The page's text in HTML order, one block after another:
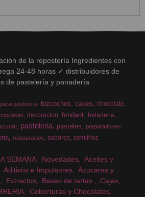
de la repostería Ingredientes con
24-48 horas ✓ distribuidores de
de pastelería y panadería
pasteleria bizcochos cakes chocolate
decoracion fondant
heladeria
pasteleria pasteles
preparado-en-
restauracion sabores semifrios
SEMANA Novedades
Aceites y
Aditivos e Impulsores
Azucares y
Extractos Bases de tartas
Cajas
Coberturas y Chocolates